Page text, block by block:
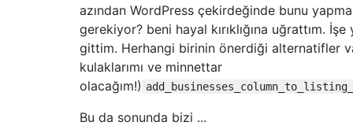
azından WordPress çekirdeğinde bunu
gerekiyor? beni hayal kırıklığına uğrattım.
gittim. Herhangi birinin önerdiği alternatifler
kulaklarımı ve minnettar
olacağım!)
Bu da sonunda bizi ...